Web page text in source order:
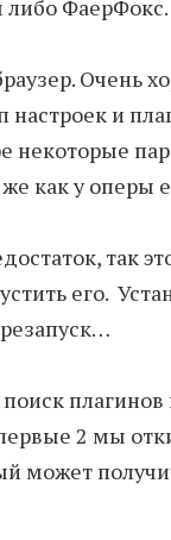
либо ФаерФокс.
Очень
и
некоторые
как у оперы
так
его.
2 мы
может